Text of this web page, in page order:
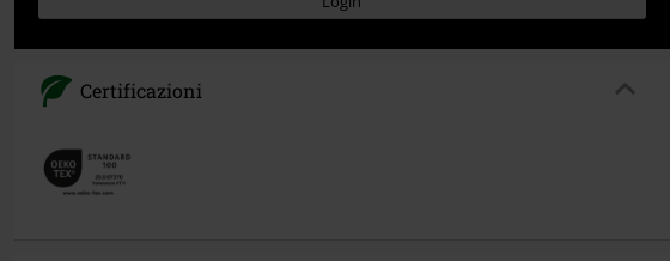
Certificazioni